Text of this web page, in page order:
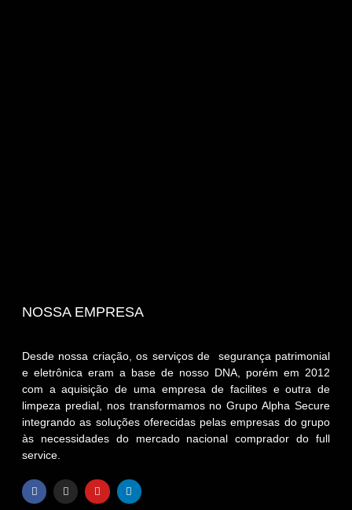
NOSSA EMPRESA
Desde nossa criação, os serviços de segurança patrimonial
e eletrônica eram a base de nosso DNA, porém em 2012
com a aquisição de uma empresa de facilites e outra de
limpeza predial, nos transformamos no Grupo Alpha Secure
integrando as soluções oferecidas pelas empresas do grupo
às necessidades do mercado nacional comprador do full
service.